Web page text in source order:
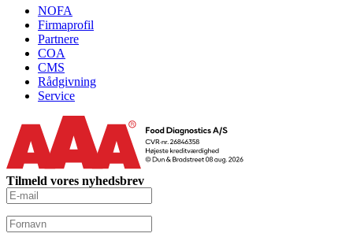
NOFA
Firmaprofil
Partnere
COA
CMS
Rådgivning
Service
Tilmeld vores nyhedsbrev